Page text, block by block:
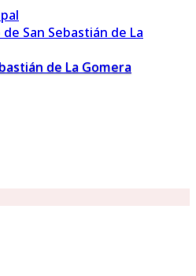
de La Gomera